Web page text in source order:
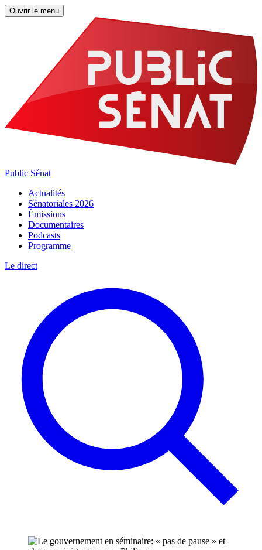
Ouvrir le menu
Public Sénat
Actualités
Sénatoriales 2026
Émissions
Documentaires
Podcasts
Programme
Le direct